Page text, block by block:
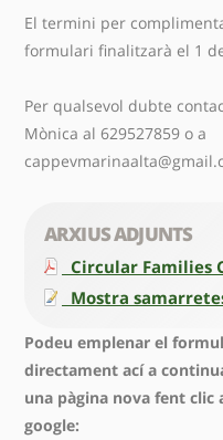
El termini per
formulari finalitzarà el 1
Per qualsevol dubte
Mònica al 629527859 o a
ARXIUS ADJUNTS
Circular Families
Mostra
Podeu emplenar el
directament ací a
una pàgina nova fent clic
google: